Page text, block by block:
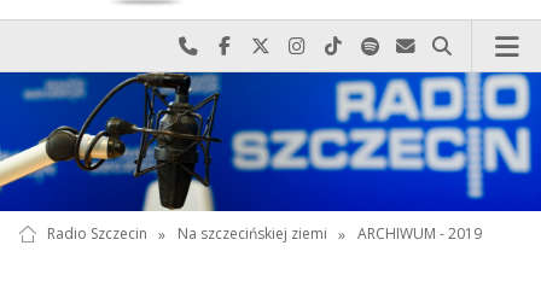
Najlepiej po prostu do nas zadzwoń
Odwiedź nas na Facebook-u
Odwiedź nas na X
Odwiedź nas na Instagram-ie
Odwiedź nas na TikTok-u
Szukaj nas na Spotify
Wyślij do nas
Szukaj
Radio Szczecin » Na szczecińskiej ziemi » ARCHIWUM - 2019